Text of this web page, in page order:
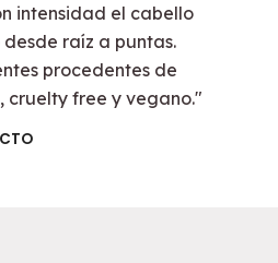
intensidad el cabello
raíz a puntas.
procedentes de
free y vegano."